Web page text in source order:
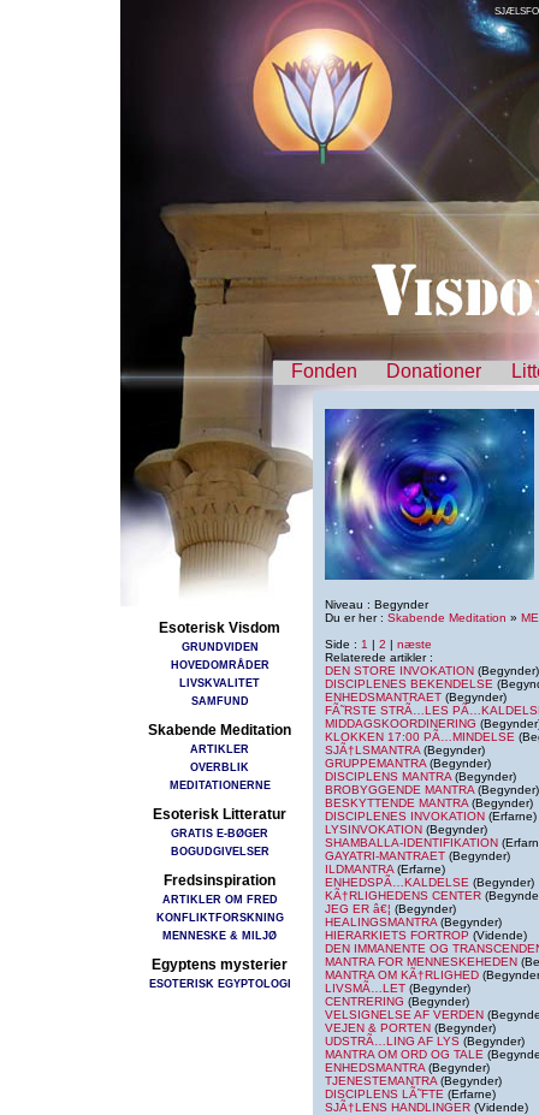
Fonden Donationer
Esoterisk Visdom
GRUNDVIDEN
HOVEDOMRÅDER
LIVSKVALITET
SAMFUND
Skabende Meditation
ARTIKLER
OVERBLIK
MEDITATIONERNE
Esoterisk Litteratur
GRATIS E-BØGER
BOGUDGIVELSER
Fredsinspiration
ARTIKLER OM FRED
KONFLIKTFORSKNING
MENNESKE & MILJØ
Egyptens mysterier
ESOTERISK EGYPTOLOGI
Niveau : Begynder
Du er her : Skabende Meditation »
Side : 1 | 2 | næste
Relaterede artikler :
DEN STORE INVOKATION (Begynder)
DISCIPLENES BEKENDELSE
ENHEDSMANTRAET (Begynder)
FÃ˜RSTE STRÃ…LES
MIDDAGSKOORDINERING
KLOKKEN 17:00 PÃ…MINDELSE
SJÃ†LSMANTRA (Begynder)
GRUPPEMANTRA (Begynder)
DISCIPLENS MANTRA (Begynder)
BROBYGGENDE MANTRA (Begynder)
BESKYTTENDE MANTRA (Begynder)
DISCIPLENES INVOKATION (Erfarne)
LYSINVOKATION (Begynder)
SHAMBALLA-IDENTIFIKATION
GAYATRI-MANTRAET (Begynder)
ILDMANTRA (Erfarne)
ENHEDSPÃ…KALDELSE (Begynder)
KÃ†RLIGHEDENS CENTER
JEG ER â€¦ (Begynder)
HEALINGSMANTRA (Begynder)
HIERARKIETS FORTROP (Vidende)
DEN IMMANENTE OG
MANTRA FOR MENNESKEHEDEN
MANTRA OM KÃ†RLIGHED
LIVSMÃ…LET (Begynder)
CENTRERING (Begynder)
VELSIGNELSE AF VERDEN
VEJEN & PORTEN (Begynder)
UDSTRÃ…LING AF LYS (Begynder)
MANTRA OM ORD OG TALE
ENHEDSMANTRA (Begynder)
TJENESTEMANTRA (Begynder)
DISCIPLENS LÃ˜FTE (Erfarne)
SJÃ†LENS HANDLINGER (Vidende)